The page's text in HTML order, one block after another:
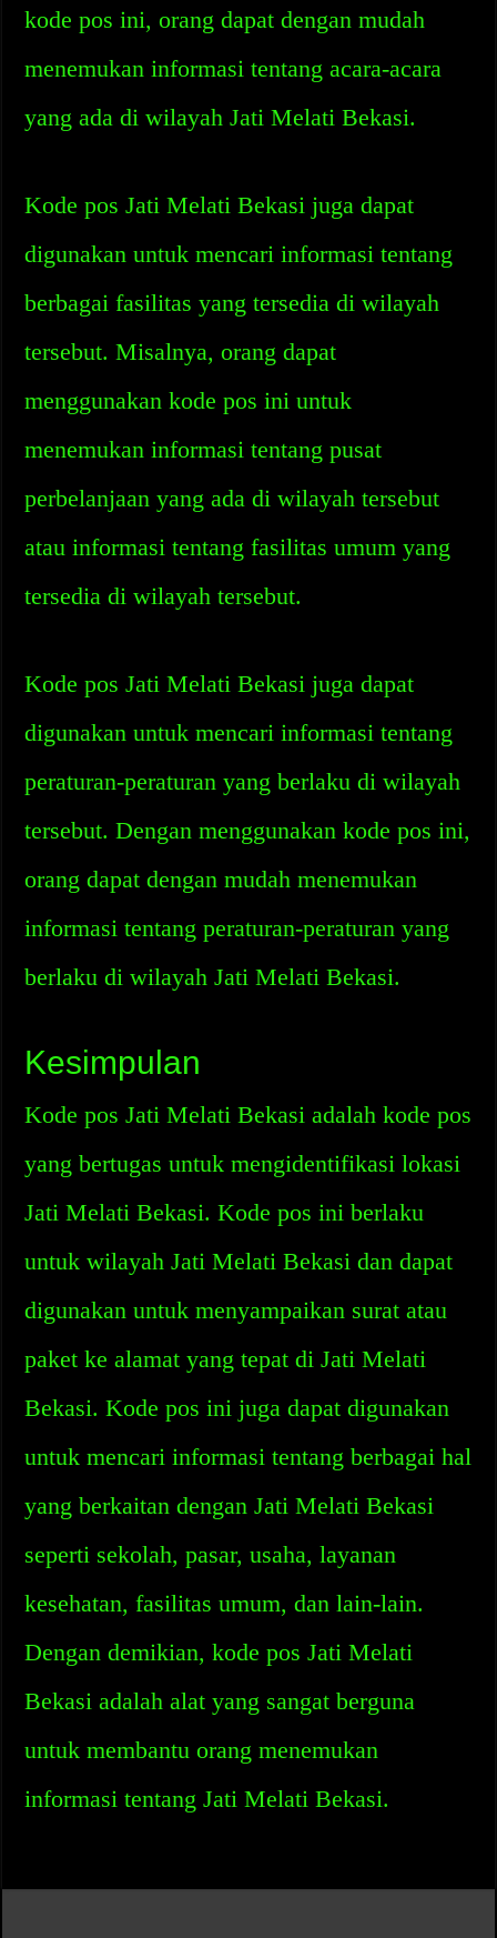
kode pos ini, orang dapat dengan mudah
menemukan informasi tentang acara-acara
yang ada di wilayah Jati Melati Bekasi.
Kode pos Jati Melati Bekasi juga dapat
digunakan untuk mencari informasi tentang
berbagai fasilitas yang tersedia di wilayah
tersebut. Misalnya, orang dapat
menggunakan kode pos ini untuk
menemukan informasi tentang pusat
perbelanjaan yang ada di wilayah tersebut
atau informasi tentang fasilitas umum yang
tersedia di wilayah tersebut.
Kode pos Jati Melati Bekasi juga dapat
digunakan untuk mencari informasi tentang
peraturan-peraturan yang berlaku di wilayah
tersebut. Dengan menggunakan kode pos ini,
orang dapat dengan mudah menemukan
informasi tentang peraturan-peraturan yang
berlaku di wilayah Jati Melati Bekasi.
Kesimpulan
Kode pos Jati Melati Bekasi adalah kode pos
yang bertugas untuk mengidentifikasi lokasi
Jati Melati Bekasi. Kode pos ini berlaku
untuk wilayah Jati Melati Bekasi dan dapat
digunakan untuk menyampaikan surat atau
paket ke alamat yang tepat di Jati Melati
Bekasi. Kode pos ini juga dapat digunakan
untuk mencari informasi tentang berbagai hal
yang berkaitan dengan Jati Melati Bekasi
seperti sekolah, pasar, usaha, layanan
kesehatan, fasilitas umum, dan lain-lain.
Dengan demikian, kode pos Jati Melati
Bekasi adalah alat yang sangat berguna
untuk membantu orang menemukan
informasi tentang Jati Melati Bekasi.